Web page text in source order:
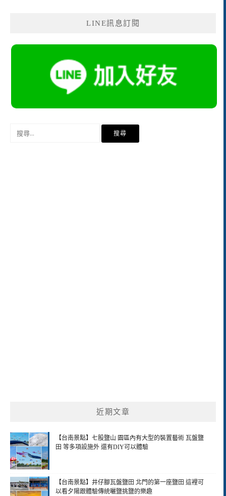
LINE訊息訂閱
近期文章
【台南景點】七股鹽山 園區內有大型的裝置藝術 瓦盤鹽
田 等多項設施外 還有DIY可以體驗
【台南景點】井仔腳瓦盤鹽田 北門的第一座鹽田 這裡可
以看夕陽跟體驗傳統曬鹽挑鹽的樂趣